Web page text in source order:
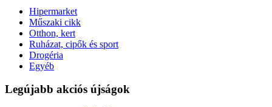
Hipermarket
Műszaki cikk
Otthon, kert
Ruházat, cipők és sport
Drogéria
Egyéb
Legújabb akciós újságok